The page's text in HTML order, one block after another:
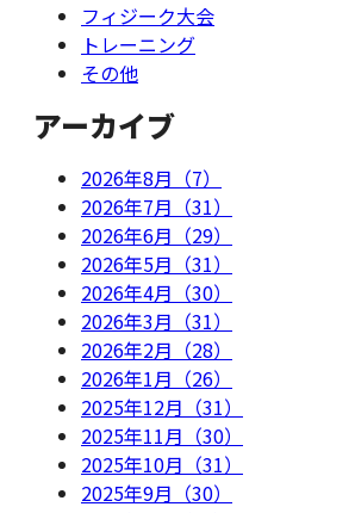
フィジーク大会
トレーニング
その他
アーカイブ
2026年8月（7）
2026年7月（31）
2026年6月（29）
2026年5月（31）
2026年4月（30）
2026年3月（31）
2026年2月（28）
2026年1月（26）
2025年12月（31）
2025年11月（30）
2025年10月（31）
2025年9月（30）